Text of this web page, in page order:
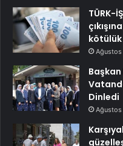
TÜRK-
kötülük
Başkan
Dinledi